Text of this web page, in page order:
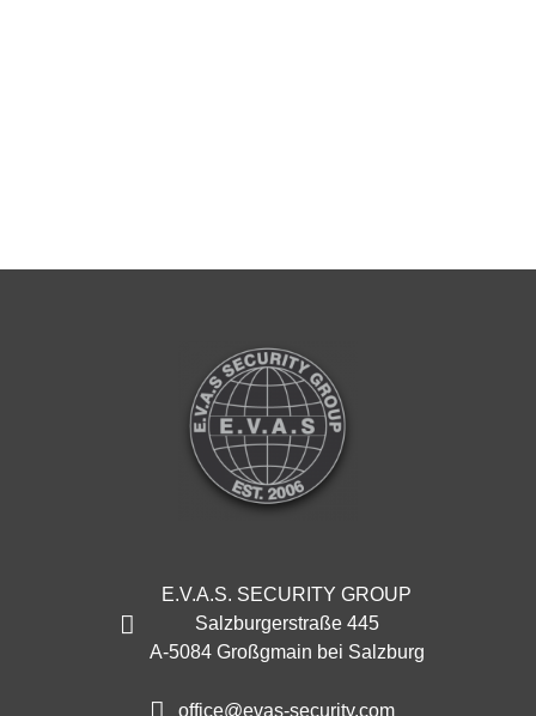
E.V.A.S. SECURITY GROUP
Salzburgerstraße 445
A-5084 Großgmain bei Salzburg
office@evas-security.com